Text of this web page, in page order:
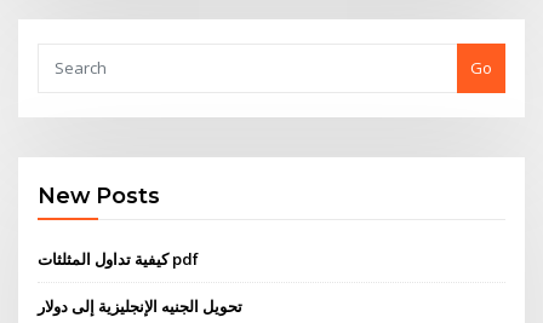
Go
New Posts
كيفية تداول المثلثات pdf
تحويل الجنيه الإنجليزية إلى دولار